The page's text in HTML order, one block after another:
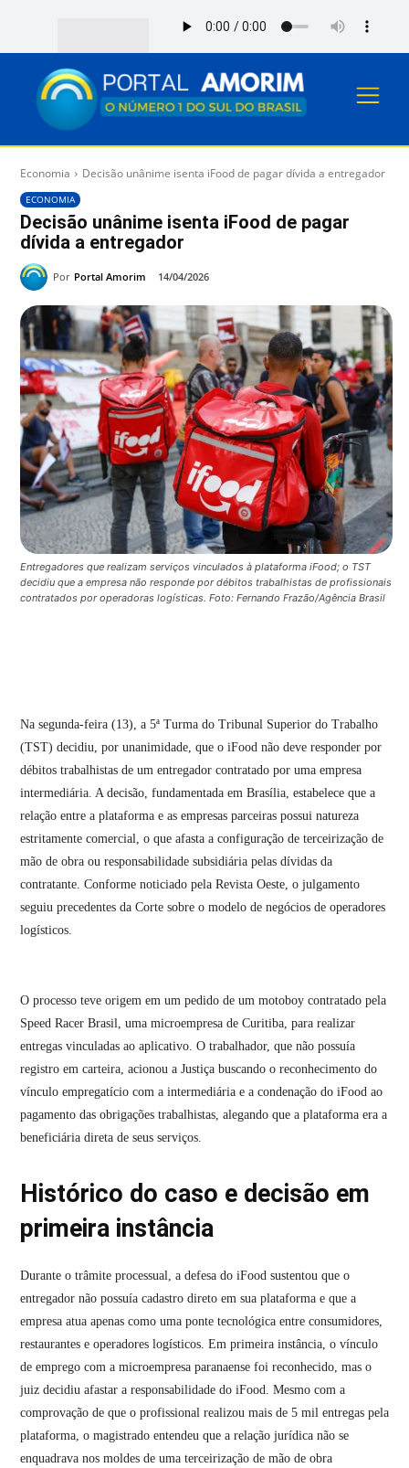
Economia Decisão unânime isenta iFood de pagar dívida a entregador
ECONOMIA
Decisão unânime isenta iFood de pagar
dívida a entregador
Por Portal Amorim 14/04/2026
Entregadores que realizam serviços vinculados à plataforma iFood; o TST
decidiu que a empresa não responde por débitos trabalhistas de profissionais
contratados por operadoras logísticas. Foto: Fernando Frazão/Agência Brasil
Na segunda-feira (13), a 5ª Turma do Tribunal Superior do Trabalho
(TST) decidiu, por unanimidade, que o iFood não deve responder por
débitos trabalhistas de um entregador contratado por uma empresa
intermediária. A decisão, fundamentada em Brasília, estabelece que a
relação entre a plataforma e as empresas parceiras possui natureza
estritamente comercial, o que afasta a configuração de terceirização de
mão de obra ou responsabilidade subsidiária pelas dívidas da
contratante. Conforme noticiado pela Revista Oeste, o julgamento
seguiu precedentes da Corte sobre o modelo de negócios de operadores
logísticos.
O processo teve origem em um pedido de um motoboy contratado pela
Speed Racer Brasil, uma microempresa de Curitiba, para realizar
entregas vinculadas ao aplicativo. O trabalhador, que não possuía
registro em carteira, acionou a Justiça buscando o reconhecimento do
vínculo empregatício com a intermediária e a condenação do iFood ao
pagamento das obrigações trabalhistas, alegando que a plataforma era a
beneficiária direta de seus serviços.
Histórico do caso e decisão em
primeira instância
Durante o trâmite processual, a defesa do iFood sustentou que o
entregador não possuía cadastro direto em sua plataforma e que a
empresa atua apenas como uma ponte tecnológica entre consumidores,
restaurantes e operadores logísticos. Em primeira instância, o vínculo
de emprego com a microempresa paranaense foi reconhecido, mas o
juiz decidiu afastar a responsabilidade do iFood. Mesmo com a
comprovação de que o profissional realizou mais de 5 mil entregas pela
plataforma, o magistrado entendeu que a relação jurídica não se
enquadrava nos moldes de uma terceirização de mão de obra